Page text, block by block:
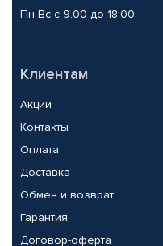
Пн-Вс с 9.00 до 18.00
Клиентам
Акции
Контакты
Оплата
Доставка
Обмен и возврат
Гарантия
Договор-оферта